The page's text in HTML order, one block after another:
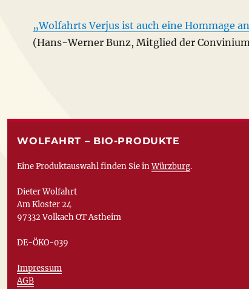
„Wolfahrts Verjus ist auch eine Hommage
(Hans-Werner Bunz, Mitglied der
WOLFAHRT – BIO-PRODUKTE
Eine Produktauswahl finden Sie inWürzburg.
Dieter Wolfahrt
Am Kloster 24
97332 Volkach OT Astheim
DE-ÖKO-039
Impressum
AGB